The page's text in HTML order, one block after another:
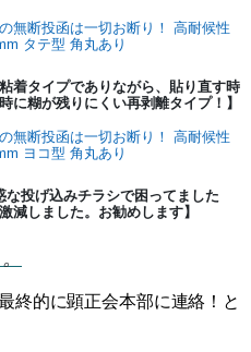
無断投函は一切お断り！ 高耐候性
タテ型 角丸あり
着タイプでありながら、貼り直す時
に糊が残りにくい再剥離タイプ！】
無断投函は一切お断り！ 高耐候性
ヨコ型 角丸あり
な投げ込みチラシで困ってました
減しました。お勧めします】
終的に顕正会本部に連絡！と